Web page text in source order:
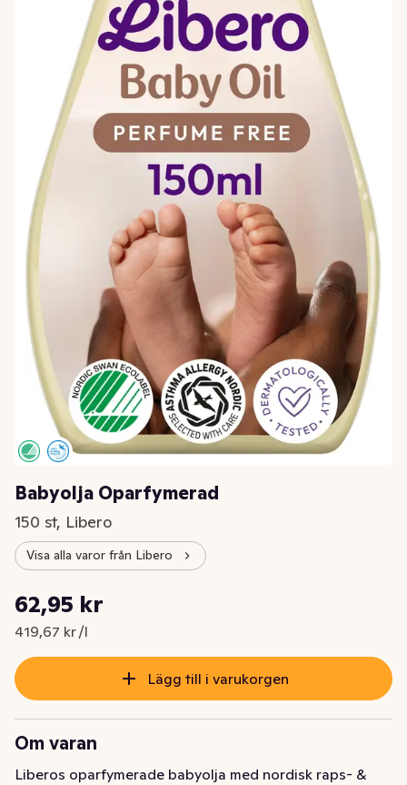
Babyolja Oparfymerad
150 st, Libero
Visa alla varor från Libero
Nuvarande pris är: 62,95 kr
62,95 kr
419,67 kr /l
Styckpris: 419,67 kr /l
Lägg till i varukorgen
Om varan
Liberos oparfymerade babyolja med nordisk raps- &